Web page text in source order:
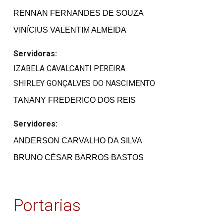
RENNAN FERNANDES DE SOUZA
VINÍCIUS VALENTIM ALMEIDA
Servidoras:
IZABELA CAVALCANTI PEREIRA
SHIRLEY GONÇALVES DO NASCIMENTO
TANANY FREDERICO DOS REIS
Servidores:
ANDERSON CARVALHO DA SILVA
BRUNO CÉSAR BARROS BASTOS
Portarias